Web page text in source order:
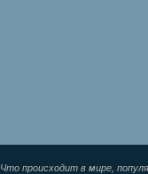
Что происходит в мире,